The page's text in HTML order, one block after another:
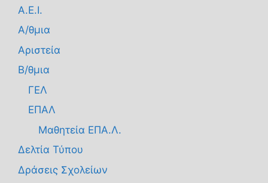
Α.Ε.Ι.
Α/θμια
Αριστεία
Β/θμια
ΓΕΛ
ΕΠΑΛ
Μαθητεία ΕΠΑ.Λ.
Δελτία Τύπου
Δράσεις Σχολείων